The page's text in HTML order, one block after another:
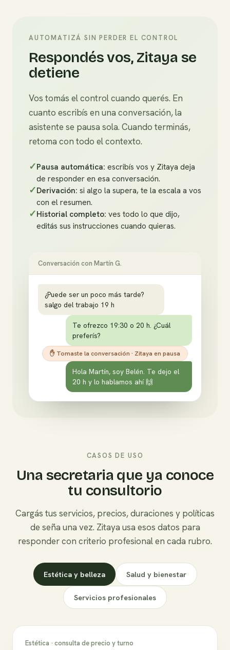
AUTOMATIZÁ SIN PERDER EL CONTROL
Respondés vos, Zitaya se
detiene
Vos tomás el control cuando querés. En
cuanto escribís en una conversación, la
asistente se pausa sola. Cuando terminás,
retoma con todo el contexto.
✓Pausa automática: escribís vos y Zitaya deja
de responder en esa conversación.
✓Derivación: si algo la supera, te la escala a vos
con el resumen.
✓Historial completo: ves todo lo que dijo,
editás sus instrucciones cuando quieras.
Conversación con Martín G.
¿Puede ser un poco más tarde?
salgo del trabajo 19 h
Te ofrezco 19:30 o 20 h. ¿Cuál
preferís?
✋ Tomaste la conversación · Zitaya en pausa
Hola Martín, soy Belén. Te dejo el
20 h y lo hablamos ahí 🙌
CASOS DE USO
Una secretaria que ya conoce
tu consultorio
Cargás tus servicios, precios, duraciones y políticas
de seña una vez. Zitaya usa esos datos para
responder con criterio profesional en cada rubro.
Estética y belleza Salud y bienestar
Servicios profesionales
Estética · consulta de precio y turno